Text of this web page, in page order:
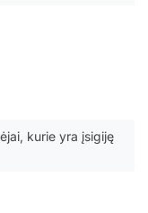
kurie yra įsigiję